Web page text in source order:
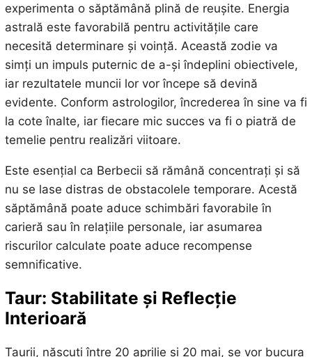
experimenta o săptămână plină de reușite. Energia
astrală este favorabilă pentru activitățile care
necesită determinare și voință. Această zodie va
simți un impuls puternic de a-și îndeplini obiectivele,
iar rezultatele muncii lor vor începe să devină
evidente. Conform astrologilor, încrederea în sine va fi
la cote înalte, iar fiecare mic succes va fi o piatră de
temelie pentru realizări viitoare.
Este esențial ca Berbecii să rămână concentrați și să
nu se lase distras de obstacolele temporare. Acestă
săptămână poate aduce schimbări favorabile în
carieră sau în relațiile personale, iar asumarea
riscurilor calculate poate aduce recompense
semnificative.
Taur: Stabilitate și Reflecție
Interioară
Taurii, născuți între 20 aprilie și 20 mai, se vor bucura